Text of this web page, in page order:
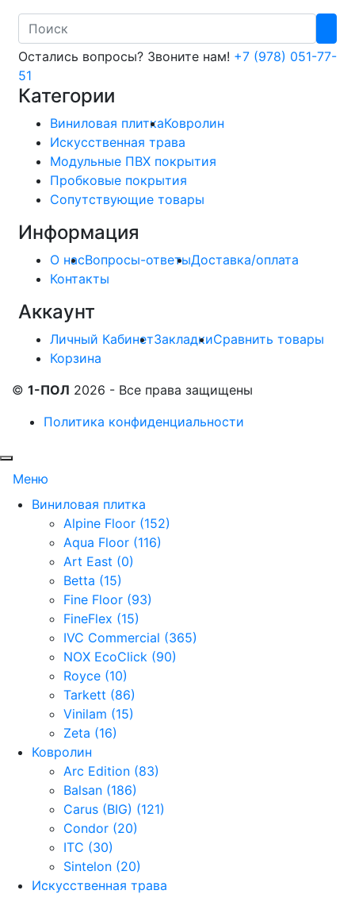
Search
Остались вопросы? Звоните нам! +7 (978) 051-77-
51
Категории
Виниловая плиткаКовролин
Искусственная трава
Модульные ПВХ покрытия
Пробковые покрытия
Сопутствующие товары
Информация
О насВопросы-ответыДоставка/оплата
Контакты
Аккаунт
Личный КабинетЗакладкиСравнить товары
Корзина
© 1-ПОЛ 2026 - Все права защищены
Политика конфиденциальности
Меню
Виниловая плитка
Alpine Floor (152)
Aqua Floor (116)
Art East (0)
Betta (15)
Fine Floor (93)
FineFlex (15)
IVC Commercial (365)
NOX EcoClick (90)
Royce (10)
Tarkett (86)
Vinilam (15)
Zeta (16)
Ковролин
Arc Edition (83)
Balsan (186)
Carus (BIG) (121)
Condor (20)
ITC (30)
Sintelon (20)
Искусственная трава